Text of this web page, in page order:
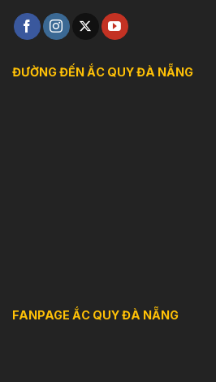
ĐƯỜNG ĐẾN ẮC QUY ĐÀ NẴNG
FANPAGE ẮC QUY ĐÀ NẴNG